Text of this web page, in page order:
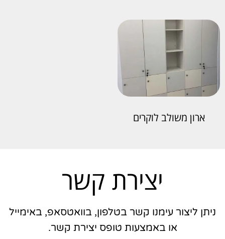
ארון משולב לוקרים
יצירת קשר
ניתן ליצור עימנו קשר בטלפון, בוואטסאפ, באימייל
או באמצעות טופס יצירת קשר.